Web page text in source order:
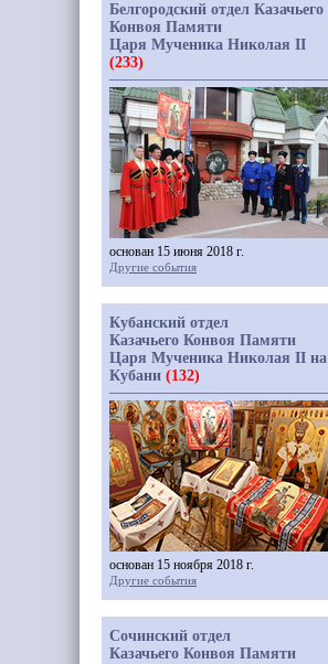
Белгородский отдел Казачьего
Конвоя Памяти
Царя Мученика Николая II
(233)
основан 15 июня 2018 г.
Другие события
Кубанский отдел
Казачьего Конвоя Памяти
Царя Мученика Николая II на
Кубани (132)
основан 15 ноября 2018 г.
Другие события
Сочинский отдел
Казачьего Конвоя Памяти